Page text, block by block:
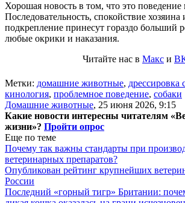
Хорошая новость в том, что это
Последовательность, спокойствие
подкрепление принесут гораздо больший
любые окрики и наказания.
Читайте нас в Макс и
Метки: домашние животные, дрессировка
кинология, проблемное поведение, собаки
Домашние животные, 25 июня 2026, 9:15
Какие новости интересны читателям
жизни»? Пройти опрос
Еще по теме
Почему так важны стандарты при
ветеринарных препаратов?
Опубликован рейтинг крупнейших
России
Последний «горный тигр» Британии: